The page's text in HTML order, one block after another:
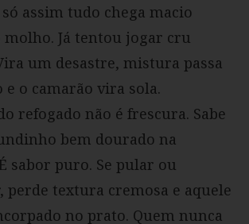
só assim tudo chega macio
Já tentou jogar cru
um desastre, mistura passa
e o camarão vira sola.
refogado não é frescura. Sabe
bem dourado na
sabor puro. Se pular ou
perde textura cremosa e aquele
no prato. Quem nunca